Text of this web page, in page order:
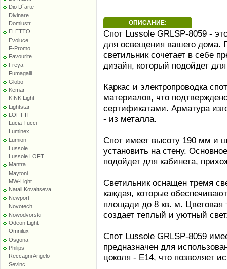
Dio D`arte
Divinare
Domlustr
ELETTO
Evoluce
F-Promo
Favourite
Freya
Fumagalli
Globo
Kemar
KINK Light
Lightstar
LOFT IT
Lucia Tucci
Luminex
Lumion
Lussole
Lussole LOFT
Mantra
Maytoni
MW-Light
Natali Kovaltseva
Newport
Novotech
Nowodvorski
Odeon Light
Omnilux
Osgona
Philips
Reccagni Angelo
Sevinc
ОПИСАНИЕ:
Спот Lussole GRLSP-8059 -
для освещения вашего дома.
светильник сочетает в себе
дизайн, который подойдет
Каркас и электропроводка
материалов, что
сертификатами. Арматура
- из металла.
Спот имеет высоту 190 мм и
установить на стену.
подойдет для кабинета,
Светильник оснащен тремя
каждая, которые
площади до 8 кв. м. Цветовая
создает теплый и уютный
Спот Lussole GRLSP-8059
предназначен для
цоколя - E14, что позволяет